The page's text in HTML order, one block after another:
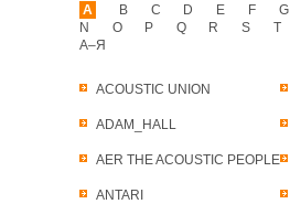
A
ACOUSTIC UNION
ADAM_HALL
AER THE ACOUSTIC PEOPLE
ANTARI
B C D E F G
N
O P Q R S T
А–Я